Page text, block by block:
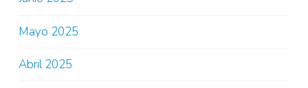
Mayo 2025
Abril 2025